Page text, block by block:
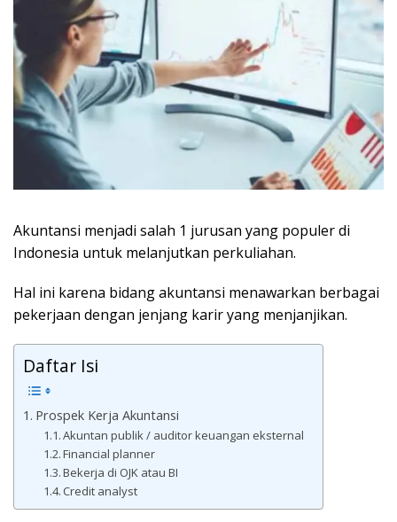
Akuntansi menjadi salah 1 jurusan yang populer di
Indonesia untuk melanjutkan perkuliahan.
Hal ini karena bidang akuntansi menawarkan berbagai
pekerjaan dengan jenjang karir yang menjanjikan.
Daftar Isi
Prospek Kerja Akuntansi
Akuntan publik / auditor keuangan eksternal
Financial planner
Bekerja di OJK atau BI
Credit analyst